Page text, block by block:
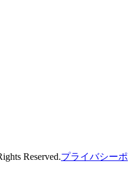
Reserved.プライバシーポ